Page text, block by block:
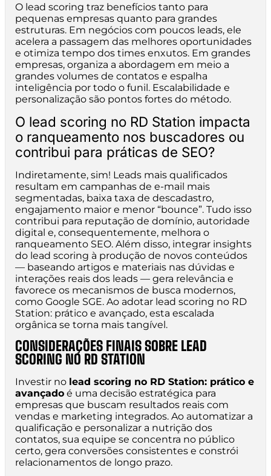
O lead scoring traz benefícios tanto para
pequenas empresas quanto para grandes
estruturas. Em negócios com poucos leads, ele
acelera a passagem das melhores oportunidades
e otimiza tempo dos times enxutos. Em grandes
empresas, organiza a abordagem em meio a
grandes volumes de contatos e espalha
inteligência por todo o funil. Escalabilidade e
personalização são pontos fortes do método.
O lead scoring no RD Station impacta
o ranqueamento nos buscadores ou
contribui para práticas de SEO?
Indiretamente, sim! Leads mais qualificados
resultam em campanhas de e-mail mais
segmentadas, baixa taxa de descadastro,
engajamento maior e menor “bounce”. Tudo isso
contribui para reputação de domínio, autoridade
digital e, consequentemente, melhora o
ranqueamento SEO. Além disso, integrar insights
do lead scoring à produção de novos conteúdos
— baseando artigos e materiais nas dúvidas e
interações reais dos leads — gera relevância e
favorece os mecanismos de busca modernos,
como Google SGE. Ao adotar lead scoring no RD
Station: prático e avançado, esta escalada
orgânica se torna mais tangível.
CONSIDERAÇÕES FINAIS SOBRE LEAD
SCORING NO RD STATION
Investir no lead scoring no RD Station: prático e
avançado é uma decisão estratégica para
empresas que buscam resultados reais com
vendas e marketing integrados. Ao automatizar a
qualificação e personalizar a nutrição dos
contatos, sua equipe se concentra no público
certo, gera conversões consistentes e constrói
relacionamentos de longo prazo.